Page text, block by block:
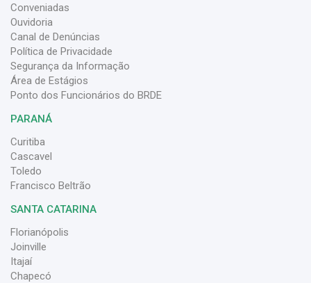
Conveniadas
Ouvidoria
Canal de Denúncias
Política de Privacidade
Segurança da Informação
Área de Estágios
Ponto dos Funcionários do BRDE
PARANÁ
Curitiba
Cascavel
Toledo
Francisco Beltrão
SANTA CATARINA
Florianópolis
Joinville
Itajaí
Chapecó